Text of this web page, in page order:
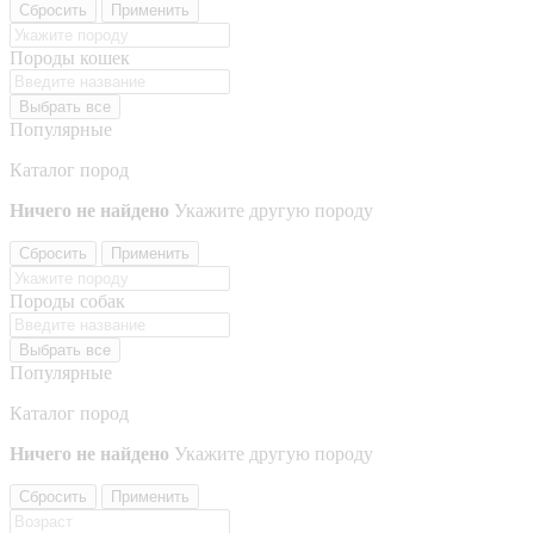
Сбросить Применить
Породы кошек
Выбрать все
Популярные
Каталог пород
Ничего не найдено Укажите другую породу
Сбросить Применить
Породы собак
Выбрать все
Популярные
Каталог пород
Ничего не найдено Укажите другую породу
Сбросить Применить